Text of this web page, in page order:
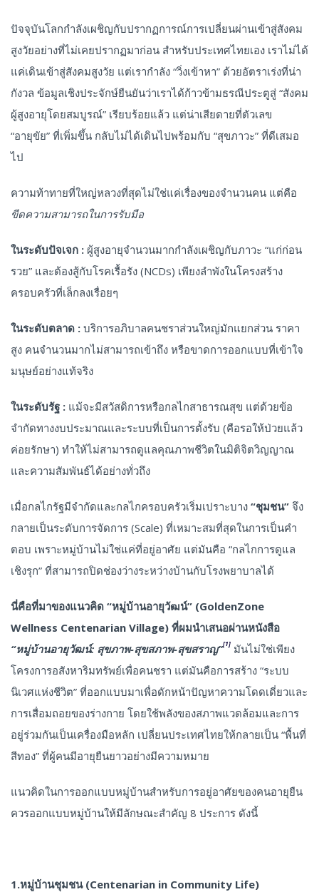
ปัจจุบันโลกกำลังเผชิญกับปรากฏการณ์การเปลี่ยนผ่านเข้าสู่สังคม
สูงวัยอย่างที่ไม่เคยปรากฏมาก่อน สำหรับประเทศไทยเอง เราไม่ได้
แค่เดินเข้าสู่สังคมสูงวัย แต่เรากำลัง “วิ่งเข้าหา” ด้วยอัตราเร่งที่น่า
กังวล ข้อมูลเชิงประจักษ์ยืนยันว่าเราได้ก้าวข้ามธรณีประตูสู่ “สังคม
ผู้สูงอายุโดยสมบูรณ์” เรียบร้อยแล้ว แต่น่าเสียดายที่ตัวเลข
“อายุขัย” ที่เพิ่มขึ้น กลับไม่ได้เดินไปพร้อมกับ “สุขภาวะ” ที่ดีเสมอ
ไป
ความท้าทายที่ใหญ่หลวงที่สุดไม่ใช่แค่เรื่องของจำนวนคน แต่คือ
ขีดความสามารถในการรับมือ
ในระดับปัจเจก : ผู้สูงอายุจำนวนมากกำลังเผชิญกับภาวะ “แก่ก่อน
รวย” และต้องสู้กับโรคเรื้อรัง (NCDs) เพียงลำพังในโครงสร้าง
ครอบครัวที่เล็กลงเรื่อยๆ
ในระดับตลาด : บริการอภิบาลคนชราส่วนใหญ่มักแยกส่วน ราคา
สูง คนจำนวนมากไม่สามารถเข้าถึง หรือขาดการออกแบบที่เข้าใจ
มนุษย์อย่างแท้จริง
ในระดับรัฐ : แม้จะมีสวัสดิการหรือกลไกสาธารณสุข แต่ด้วยข้อ
จำกัดทางงบประมาณและระบบที่เป็นการตั้งรับ (คือรอให้ป่วยแล้ว
ค่อยรักษา) ทำให้ไม่สามารถดูแลคุณภาพชีวิตในมิติจิตวิญญาณ
และความสัมพันธ์ได้อย่างทั่วถึง
เมื่อกลไกรัฐมีจำกัดและกลไกครอบครัวเริ่มเปราะบาง “ชุมชน” จึง
กลายเป็นระดับการจัดการ (Scale) ที่เหมาะสมที่สุดในการเป็นคำ
ตอบ เพราะหมู่บ้านไม่ใช่แค่ที่อยู่อาศัย แต่มันคือ “กลไกการดูแล
เชิงรุก” ที่สามารถปิดช่องว่างระหว่างบ้านกับโรงพยาบาลได้
นี่คือที่มาของแนวคิด “หมู่บ้านอายุวัฒน์” (GoldenZone
Wellness Centenarian Village) ที่ผมนำเสนอผ่านหนังสือ
“หมู่บ้านอายุวัฒน์: สุขภาพ-สุขสภาพ-สุขสราญ”[1] มันไม่ใช่เพียง
โครงการอสังหาริมทรัพย์เพื่อคนชรา แต่มันคือการสร้าง “ระบบ
นิเวศแห่งชีวิต” ที่ออกแบบมาเพื่อดักหน้าปัญหาความโดดเดี่ยวและ
การเสื่อมถอยของร่างกาย โดยใช้พลังของสภาพแวดล้อมและการ
อยู่ร่วมกันเป็นเครื่องมือหลัก เปลี่ยนประเทศไทยให้กลายเป็น “พื้นที่
สีทอง” ที่ผู้คนมีอายุยืนยาวอย่างมีความหมาย
แนวคิดในการออกแบบหมู่บ้านสำหรับการอยู่อาศัยของคนอายุยืน
ควรออกแบบหมู่บ้านให้มีลักษณะสำคัญ 8 ประการ ดังนี้
1.หมู่บ้านชุมชน (Centenarian in Community Life)